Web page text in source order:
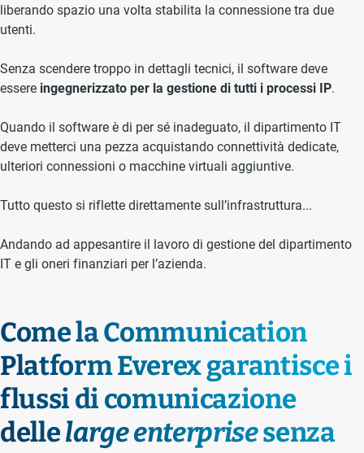
liberando spazio una volta stabilita la connessione tra due
utenti.
Senza scendere troppo in dettagli tecnici, il software deve
essere ingegnerizzato per la gestione di tutti i processi IP.
Quando il software è di per sé inadeguato, il dipartimento IT
deve metterci una pezza acquistando connettività dedicate,
ulteriori connessioni o macchine virtuali aggiuntive.
Tutto questo si riflette direttamente sull’infrastruttura...
Andando ad appesantire il lavoro di gestione del dipartimento
IT e gli oneri finanziari per l’azienda.
Come la Communication
Platform Everex garantiscei
flussi di comunicazione
dellelarge enterprisesenza